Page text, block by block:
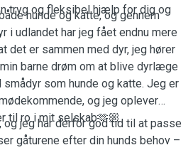
tryg og fleksibel hjælp for dig og
hunde og katte, og gennem
i udlandet har jeg fået endnu mere
det er sammen med dyr, jeg hører
barne drøm om at blive dyrlæge
som hunde og katte. Jeg er
og jeg oplever
til ro i mit selskab🫶🏼
jeg har derfor god tid til at passe
gåturene efter din hunds behov –